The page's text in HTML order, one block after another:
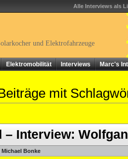
Alle Interviews als
und Elektrofahrzeuge
Elektromobilität Interviews Marc's
mit
– Interview:
Michael Bonke